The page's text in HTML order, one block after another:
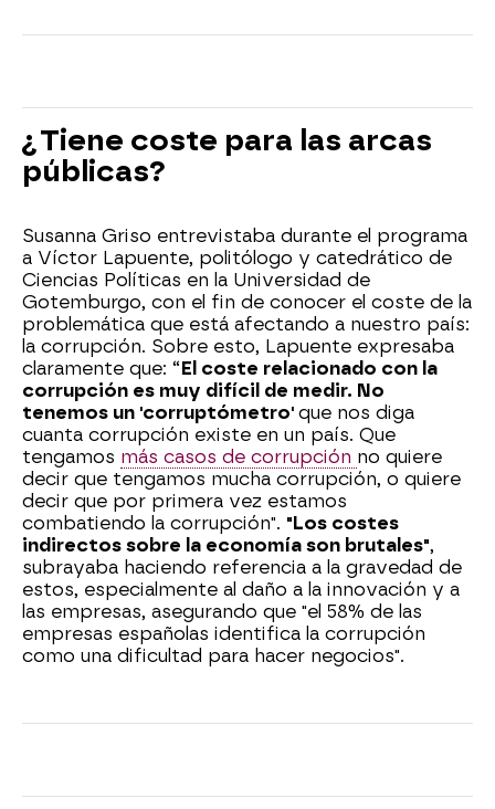
¿Tiene coste para las arcas
públicas?
Susanna Griso entrevistaba durante el programa
a Víctor Lapuente, politólogo y catedrático de
Ciencias Políticas en la Universidad de
Gotemburgo, con el fin de conocer el coste de la
problemática que está afectando a nuestro país:
la corrupción. Sobre esto, Lapuente expresaba
claramente que: “El coste relacionado con la
corrupción es muy difícil de medir. No
tenemos un 'corruptómetro' que nos diga
cuanta corrupción existe en un país. Que
tengamos más casos de corrupción no quiere
decir que tengamos mucha corrupción, o quiere
decir que por primera vez estamos
combatiendo la corrupción". "Los costes
indirectos sobre la economía son brutales",
subrayaba haciendo referencia a la gravedad de
estos, especialmente al daño a la innovación y a
las empresas, asegurando que "el 58% de las
empresas españolas identifica la corrupción
como una dificultad para hacer negocios".